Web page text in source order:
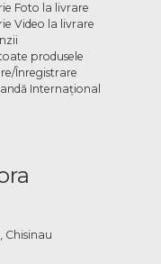
Foto la livrare
Video la livrare
produsele
Înregistrare
Internațional
Chisinau